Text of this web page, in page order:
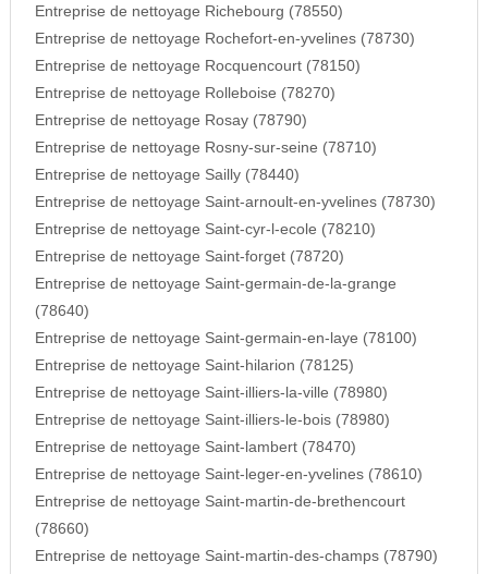
Entreprise de nettoyage Richebourg (78550)
Entreprise de nettoyage Rochefort-en-yvelines (78730)
Entreprise de nettoyage Rocquencourt (78150)
Entreprise de nettoyage Rolleboise (78270)
Entreprise de nettoyage Rosay (78790)
Entreprise de nettoyage Rosny-sur-seine (78710)
Entreprise de nettoyage Sailly (78440)
Entreprise de nettoyage Saint-arnoult-en-yvelines (78730)
Entreprise de nettoyage Saint-cyr-l-ecole (78210)
Entreprise de nettoyage Saint-forget (78720)
Entreprise de nettoyage Saint-germain-de-la-grange
(78640)
Entreprise de nettoyage Saint-germain-en-laye (78100)
Entreprise de nettoyage Saint-hilarion (78125)
Entreprise de nettoyage Saint-illiers-la-ville (78980)
Entreprise de nettoyage Saint-illiers-le-bois (78980)
Entreprise de nettoyage Saint-lambert (78470)
Entreprise de nettoyage Saint-leger-en-yvelines (78610)
Entreprise de nettoyage Saint-martin-de-brethencourt
(78660)
Entreprise de nettoyage Saint-martin-des-champs (78790)